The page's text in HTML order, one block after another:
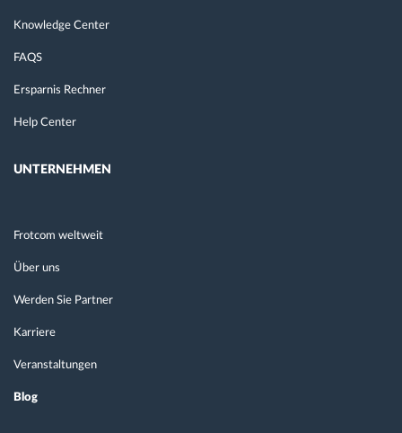
Knowledge Center
FAQS
Ersparnis Rechner
Help Center
UNTERNEHMEN
Frotcom weltweit
Über uns
Werden Sie Partner
Karriere
Veranstaltungen
Blog